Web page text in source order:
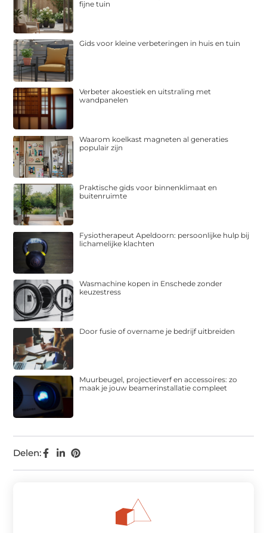
Delen:
fijne tuin
Gids voor kleine verbeteringen in huis en tuin
Verbeter akoestiek en uitstraling met
wandpanelen
Waarom koelkast magneten al generaties
populair zijn
Praktische gids voor binnenklimaat en
buitenruimte
Fysiotherapeut Apeldoorn: persoonlijke hulp bij
lichamelijke klachten
Wasmachine kopen in Enschede zonder
keuzestress
Door fusie of overname je bedrijf uitbreiden
Muurbeugel, projectieverf en accessoires: zo
maak je jouw beamerinstallatie compleet